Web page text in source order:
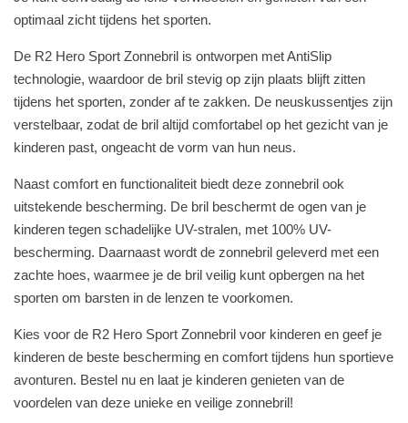
optimaal zicht tijdens het sporten.
De R2 Hero Sport Zonnebril is ontworpen met AntiSlip
technologie, waardoor de bril stevig op zijn plaats blijft zitten
tijdens het sporten, zonder af te zakken. De neuskussentjes zijn
verstelbaar, zodat de bril altijd comfortabel op het gezicht van je
kinderen past, ongeacht de vorm van hun neus.
Naast comfort en functionaliteit biedt deze zonnebril ook
uitstekende bescherming. De bril beschermt de ogen van je
kinderen tegen schadelijke UV-stralen, met 100% UV-
bescherming. Daarnaast wordt de zonnebril geleverd met een
zachte hoes, waarmee je de bril veilig kunt opbergen na het
sporten om barsten in de lenzen te voorkomen.
Kies voor de R2 Hero Sport Zonnebril voor kinderen en geef je
kinderen de beste bescherming en comfort tijdens hun sportieve
avonturen. Bestel nu en laat je kinderen genieten van de
voordelen van deze unieke en veilige zonnebril!